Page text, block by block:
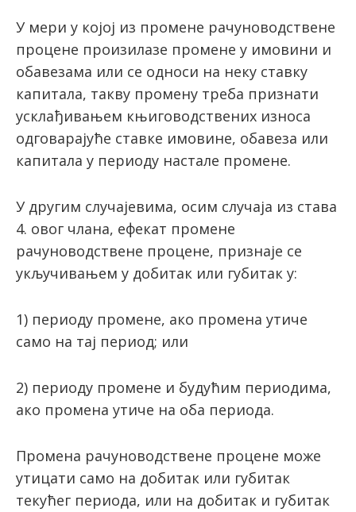
У мери у којој из промене рачуноводствене
процене произилазе промене у имовини и
обавезама или се односи на неку ставку
капитала, такву промену треба признати
усклађивањем књиговодствених износа
одговарајуће ставке имовине, обавеза или
капитала у периоду настале промене.
У другим случајевима, осим случаја из става
4. овог члана, ефекат промене
рачуноводствене процене, признаје се
укључивањем у добитак или губитак у:
1) периоду промене, ако промена утиче
само на тај период; или
2) периоду промене и будућим периодима,
ако промена утиче на оба периода.
Промена рачуноводствене процене може
утицати само на добитак или губитак
текућег периода, или на добитак и губитак